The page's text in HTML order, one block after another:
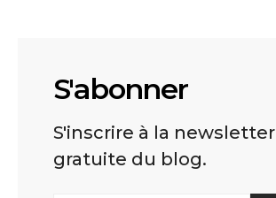
S'abonner
S'inscrire à la newsletter
gratuite du blog.